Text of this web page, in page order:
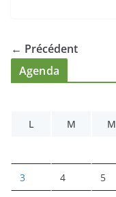
← Précédent
Agenda
L
M M
3 4 5